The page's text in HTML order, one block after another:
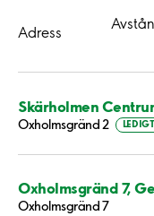
Adress
Skärholmen
Oxholmsgränd 2 LEDIGT
Oxholmsgränd 7,
Oxholmsgränd 7